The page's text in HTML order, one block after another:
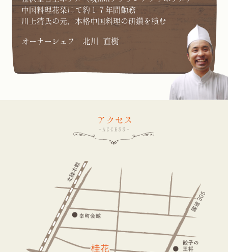
中国料理花梨にて約１７年間勤務
川上清氏の元、本格中国料理の研鑽を積む
オーナーシェフ 北川 直樹